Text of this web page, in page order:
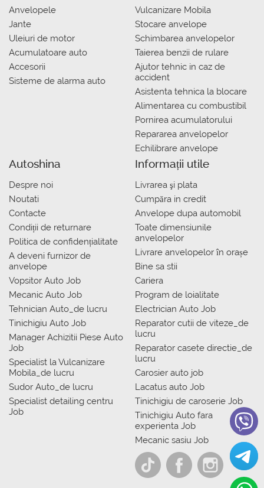
Anvelopele
Jante
Uleiuri de motor
Acumulatoare auto
Accesorii
Sisteme de alarma auto
Vulcanizare Mobila
Stocare anvelope
Schimbarea anvelopelor
Taierea benzii de rulare
Ajutor tehnic in caz de
accident
Asistenta tehnica la blocare
Alimentarea cu combustibil
Pornirea acumulatorului
Repararea anvelopelor
Echilibrare anvelope
Autoshina
Despre noi
Noutati
Contacte
Condiții de returnare
Politica de confidențialitate
A deveni furnizor de
anvelope
Vopsitor Auto Job
Mecanic Auto Job
Tehnician Auto_de lucru
Tinichigiu Auto Job
Manager Achizitii Piese Auto
Job
Specialist la Vulcanizare
Mobila_de lucru
Sudor Auto_de lucru
Specialist detailing centru
Job
Informații utile
Livrarea şi plata
Сumpăra in credit
Anvelope dupa automobil
Toate dimensiunile
anvelopelor
Livrare anvelopelor în orașe
Bine sa stii
Cariera
Program de loialitate
Electrician Auto Job
Reparator cutii de viteze_de
lucru
Reparator casete directie_de
lucru
Carosier auto job
Lacatus auto Job
Tinichigiu de caroserie Job
Tinichigiu Auto fara
experienta Job
Mecanic sasiu Job